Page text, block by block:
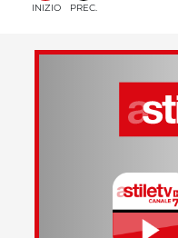
INIZIO PREC.